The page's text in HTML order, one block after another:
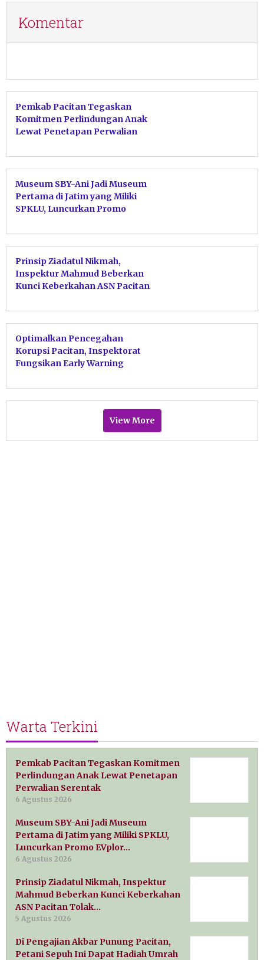
Komentar
Pemkab Pacitan Tegaskan
Komitmen Perlindungan Anak
Lewat Penetapan Perwalian
Museum SBY-Ani Jadi Museum
Pertama di Jatim yang Miliki
SPKLU, Luncurkan Promo
Prinsip Ziadatul Nikmah,
Inspektur Mahmud Beberkan
Kunci Keberkahan ASN Pacitan
Optimalkan Pencegahan
Korupsi Pacitan, Inspektorat
Fungsikan Early Warning
View More
Warta Terkini
Pemkab Pacitan Tegaskan Komitmen
Perlindungan Anak Lewat Penetapan
Perwalian Serentak
6 Agustus 2026
Museum SBY-Ani Jadi Museum
Pertama di Jatim yang Miliki SPKLU,
Luncurkan Promo EVplor…
6 Agustus 2026
Prinsip Ziadatul Nikmah, Inspektur
Mahmud Beberkan Kunci Keberkahan
ASN Pacitan Tolak…
5 Agustus 2026
Di Pengajian Akbar Punung Pacitan,
Petani Sepuh Ini Dapat Hadiah Umrah